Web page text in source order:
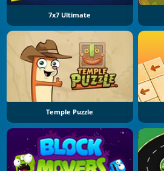
7x7 Ultimate
Temple Puzzle